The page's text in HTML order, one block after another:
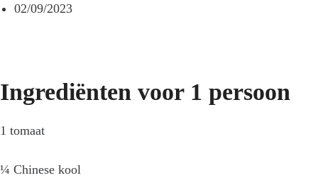
02/09/2023
Ingrediënten voor 1 persoon
1 tomaat
¼ Chinese kool